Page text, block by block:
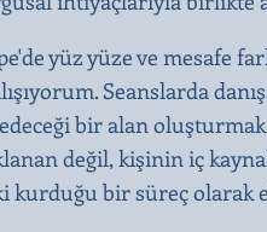
yüz yüze ve mesafe
Seanslarda
bir alan
değil, kişinin iç
kurduğu bir süreç olarak